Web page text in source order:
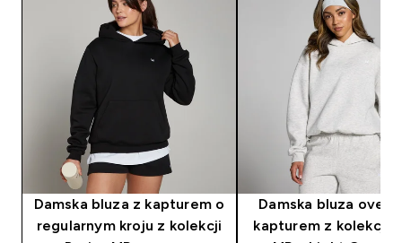
Damska bluza z kapturem o
regularnym kroju z kolekcji
Damska bluza
kapturem z kolekcji